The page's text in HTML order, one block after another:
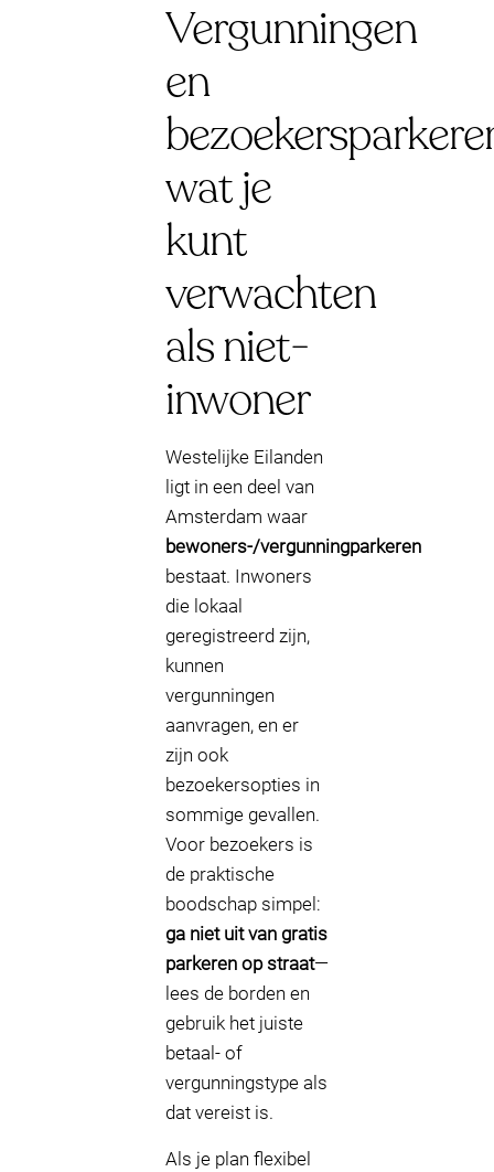
Vergunningen
en
wat je
kunt
verwachten
als niet-
inwoner
Westelijke Eilanden
ligt in een deel van
Amsterdam waar
bewoners-/vergunningparkeren
bestaat. Inwoners
die lokaal
geregistreerd zijn,
kunnen
vergunningen
aanvragen, en er
zijn ook
bezoekersopties in
sommige gevallen.
Voor bezoekers is
de praktische
boodschap simpel:
ga niet uit van gratis
parkeren op straat—
lees de borden en
gebruik het juiste
betaal- of
vergunningstype als
dat vereist is.
Als je plan flexibel